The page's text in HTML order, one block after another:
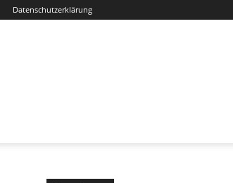
Datenschutzerklärung